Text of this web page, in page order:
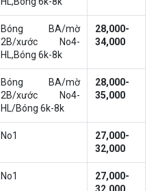
Bóng BA/mờ
2B/xước No4-
HL,Bóng 6k-8k
28,000-
34,000
Bóng BA/mờ
2B/xước No4-
HL/Bóng 6k-8k
28,000-
35,000
No1
27,000-
32,000
No1
27,000-